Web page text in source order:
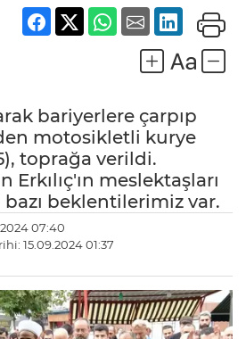
bariyerlere çarpıp
motosikletli kurye
toprağa verildi.
Erkılıç'ın meslektaşları
beklentilerimiz var.
07:40
15.09.2024 01:37